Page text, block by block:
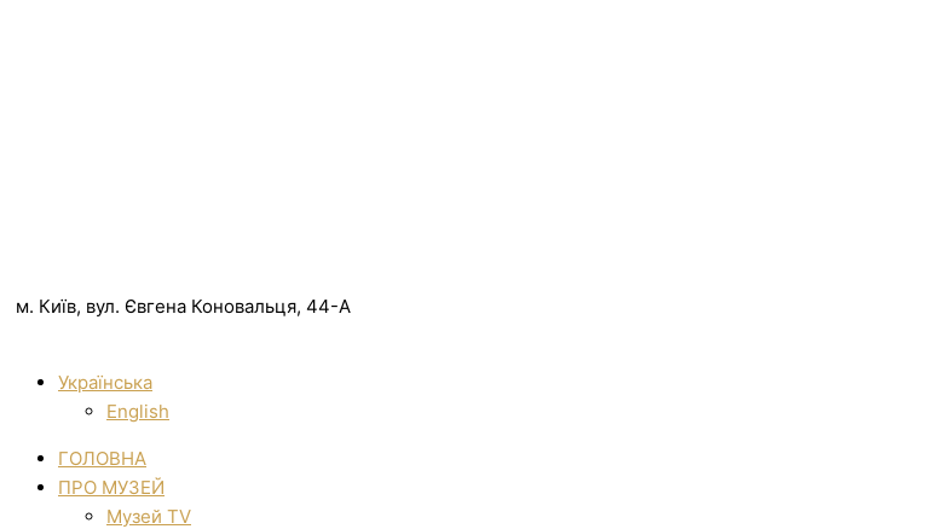
м. Київ, вул. Євгена Коновальця, 44-А
Українська
English
ГОЛОВНА
ПРО МУЗЕЙ
Музей TV